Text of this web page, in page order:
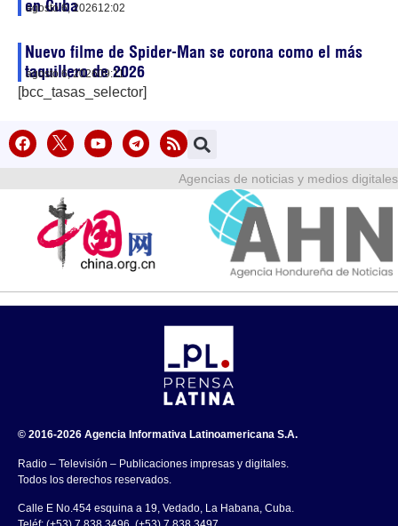
en Cuba
agosto 6, 202612:02
Nuevo filme de Spider-Man se corona como el más
taquillero de 2026
agosto 6, 202609:11
[bcc_tasas_selector]
Agencias de noticias y medios digitales
© 2016-2026 Agencia Informativa Latinoamericana S.A.
Radio – Televisión – Publicaciones impresas y digitales.
Todos los derechos reservados.
Calle E No.454 esquina a 19, Vedado, La Habana, Cuba.